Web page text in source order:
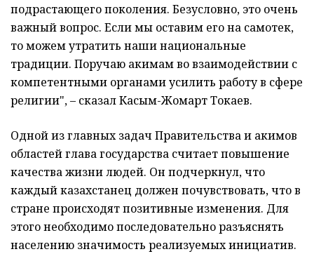
подрастающего поколения. Безусловно, это очень
важный вопрос. Если мы оставим его на самотек,
то можем утратить наши национальные
традиции. Поручаю акимам во взаимодействии с
компетентными органами усилить работу в сфере
религии", – сказал Касым-Жомарт Токаев.
Одной из главных задач Правительства и акимов
областей глава государства считает повышение
качества жизни людей. Он подчеркнул, что
каждый казахстанец должен почувствовать, что в
стране происходят позитивные изменения. Для
этого необходимо последовательно разъяснять
населению значимость реализуемых инициатив.